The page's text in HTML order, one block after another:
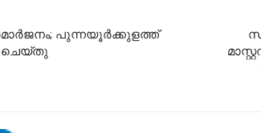
പുന്നയൂർക്കുളത്ത്
ചെയ്തു